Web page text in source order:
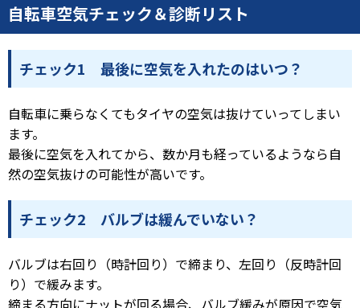
自転車空気チェック＆診断リスト
チェック1 最後に空気を入れたのはいつ？
自転車に乗らなくてもタイヤの空気は抜けていってしまい
ます。
最後に空気を入れてから、数か月も経っているようなら自
然の空気抜けの可能性が高いです。
チェック2 バルブは緩んでいない？
バルブは右回り（時計回り）で締まり、左回り（反時計回
り）で緩みます。
締まる方向にナットが回る場合、バルブ緩みが原因で空気